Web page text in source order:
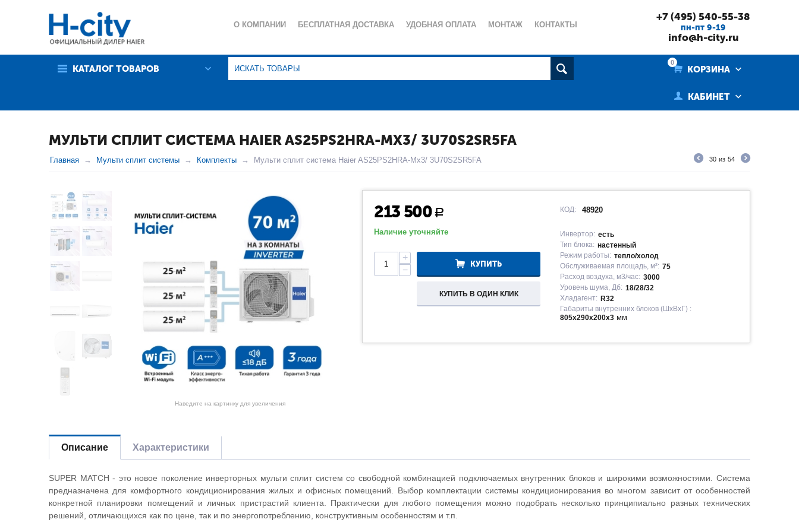
О КОМПАНИИ БЕСПЛАТНАЯ ДОСТАВКА УДОБНАЯ ОПЛАТА МОНТАЖ КОНТАКТЫ
+7 (495) 540-55-38
пн-пт 9-19
info@h-city.ru
КАТАЛОГ ТОВАРОВ
0
КОРЗИНА
КАБИНЕТ
МУЛЬТИ СПЛИТ СИСТЕМА HAIER AS25PS2HRA-MX3/ 3U70S2SR5FA
Главная Мульти сплит системы Комплекты Мульти сплит система Haier AS25PS2HRA-Mx3/ 3U70S2SR5FA 30 из 54
Наведите на картинку для увеличения
213 500 Р
Наличие уточняйте
+
−
КУПИТЬ
КУПИТЬ В ОДИН КЛИК
КОД: 48920
Инвертор: есть
Тип блока: настенный
Режим работы: тепло/холод
Обслуживаемая площадь, м²: 75
Расход воздуха, м3/час: 3000
Уровень шума, Дб: 18/28/32
Хладагент: R32
Габариты внутренних блоков (ШxВxГ) :
805x290x200x3 мм
Описание Характеристики
SUPER MATCH - это новое поколение инверторных мульти сплит систем со свободной комбинацией подключаемых внутренних блоков и широкими возможностями. Система
предназначена для комфортного кондиционирования жилых и офисных помещений. Выбор комплектации системы кондиционирования во многом зависит от особенностей
конкретной планировки помещений и личных пристрастий клиента. Практически для любого помещения можно подобрать несколько принципиально разных технических
решений, отличающихся как по цене, так и по энергопотреблению, конструктивным особенностям и т.п.